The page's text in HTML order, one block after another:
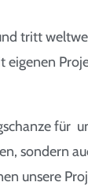
tritt
eigenen
für
sondern
unsere